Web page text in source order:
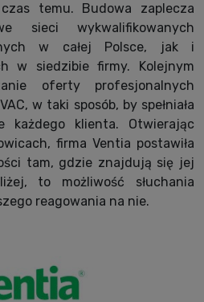
temu. Budowa zaplecza
sieci wykwalifikowanych
w całej Polsce, jak i
w siedzibie firmy. Kolejnym
oferty profesjonalnych
w taki sposób, by spełniała
każdego klienta. Otwierając
firma Ventia postawiła
tam, gdzie znajdują się jej
to możliwość słuchania
reagowania na nie.